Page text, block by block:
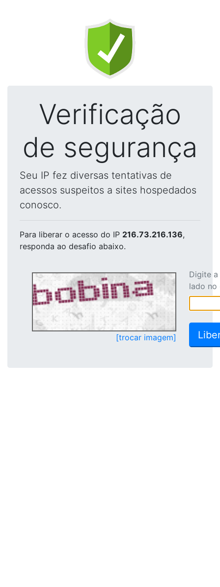
Verificação
de segurança
Seu IP fez diversas tentativas de
acessos suspeitos a sites hospedados
conosco.
Para liberar o acesso do IP 216.73.216.136,
responda ao desafio abaixo.
[trocar imagem]
Digite
lado no